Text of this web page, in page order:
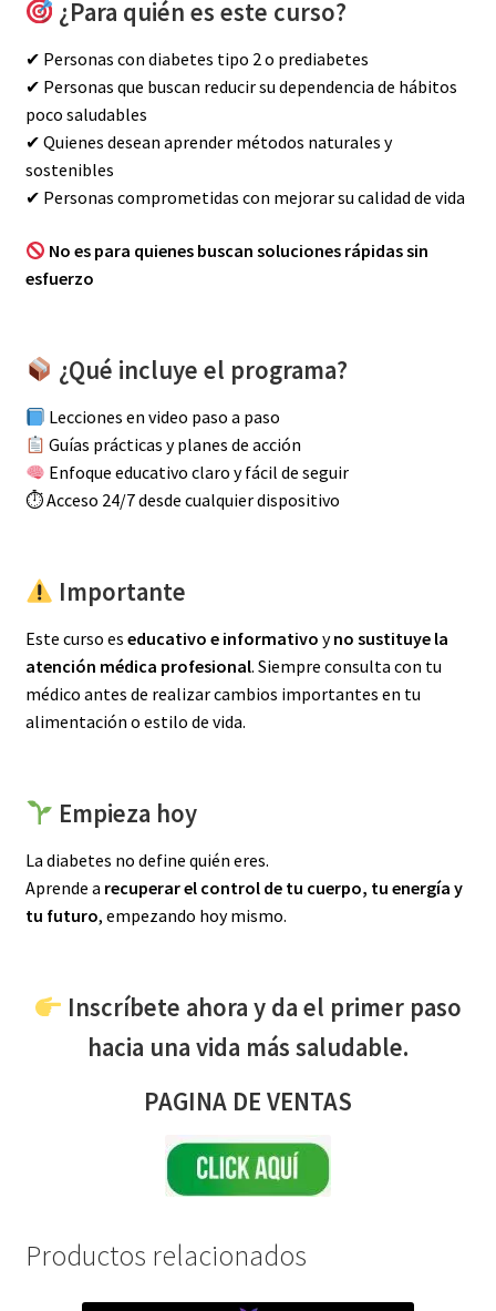
¿Para quién es este curso?
✔ Personas con diabetes tipo 2 o prediabetes
✔ Personas que buscan reducir su dependencia de hábitos
poco saludables
✔ Quienes desean aprender métodos naturales y
sostenibles
✔ Personas comprometidas con mejorar su calidad de vida
No es para quienes buscan soluciones rápidas sin
esfuerzo
¿Qué incluye el programa?
Lecciones en video paso a paso
Guías prácticas y planes de acción
Enfoque educativo claro y fácil de seguir
⏱ Acceso 24/7 desde cualquier dispositivo
Importante
Este curso es educativo e informativo yno sustituye la
atención médica profesional. Siempre consulta con tu
médico antes de realizar cambios importantes en tu
alimentación o estilo de vida.
Empieza hoy
La diabetes no define quién eres.
Aprende a recuperar el control de tu cuerpo, tu energía y
tu futuro, empezando hoy mismo.
Inscríbete ahora y da el primer paso
hacia una vida más saludable.
PAGINA DE VENTAS
Productos relacionados